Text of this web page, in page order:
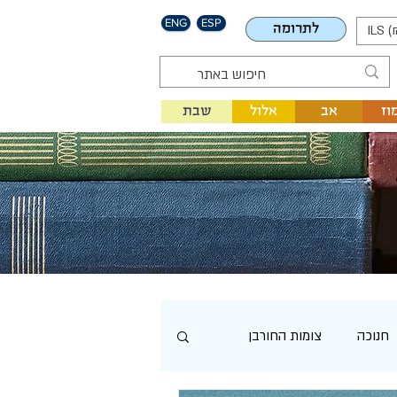
ENG ESP לתרומה ILS
אלול שבת אב
חנוכה צומות החורבן